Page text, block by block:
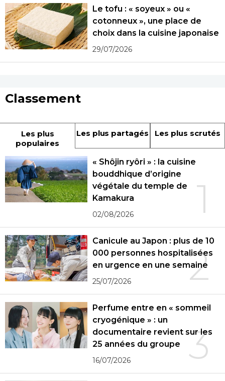
Le tofu : « soyeux » ou «
cotonneux », une place de
choix dans la cuisine japonaise
29/07/2026
Classement
Les plus
populaires
Les plus partagés Les plus scrutés
1
« Shôjin ryôri » : la cuisine
bouddhique d’origine
végétale du temple de
Kamakura
02/08/2026
2
Canicule au Japon : plus de 10
000 personnes hospitalisées
en urgence en une semaine
25/07/2026
3
Perfume entre en « sommeil
cryogénique » : un
documentaire revient sur les
25 années du groupe
16/07/2026